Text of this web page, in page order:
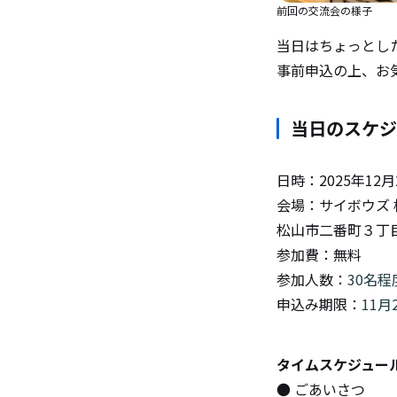
前回の交流会の様子
当日はちょっとし
事前申込の上、
当日のスケ
日時：2025年12
会場：サイボウズ
松山市二番町３丁
参加費：無料
参加人数： 30名程
申込み期限： 11月
タイムスケジュー
● ごあいさつ